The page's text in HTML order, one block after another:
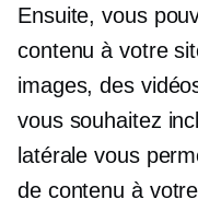
Ensuite, vous
contenu à votre
images, des
vous souhaitez
latérale vous
de contenu à